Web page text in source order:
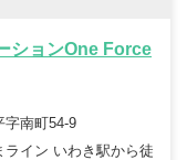
ションOne Force
字南町54-9
ライン いわき駅から徒